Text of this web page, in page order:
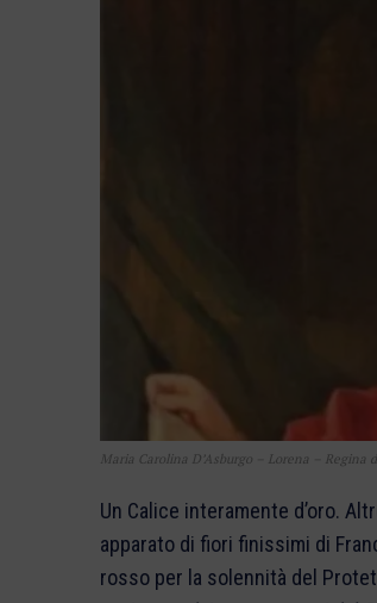
Maria Carolina D’Asburgo – Lorena – Regina
Un Calice interamente d’oro.
apparato di fiori finissimi di
rosso per la solennità del